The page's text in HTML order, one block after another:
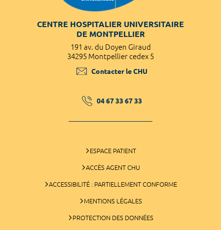
CENTRE HOSPITALIER UNIVERSITAIRE
DE MONTPELLIER
191 av. du Doyen Giraud
34295 Montpellier cedex 5
Contacter le CHU
04 67 33 67 33
ESPACE PATIENT
ACCÈS AGENT CHU
ACCESSIBILITÉ : PARTIELLEMENT CONFORME
MENTIONS LÉGALES
PROTECTION DES DONNÉES